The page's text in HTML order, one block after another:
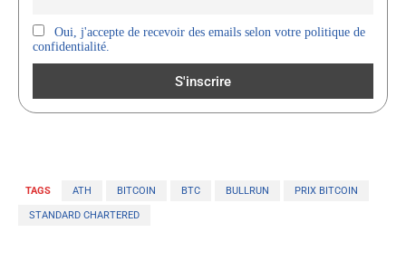
Oui, j'accepte de recevoir des emails selon votre politique de
confidentialité.
TAGS ATH BITCOIN BTC BULLRUN PRIX BITCOIN
STANDARD CHARTERED